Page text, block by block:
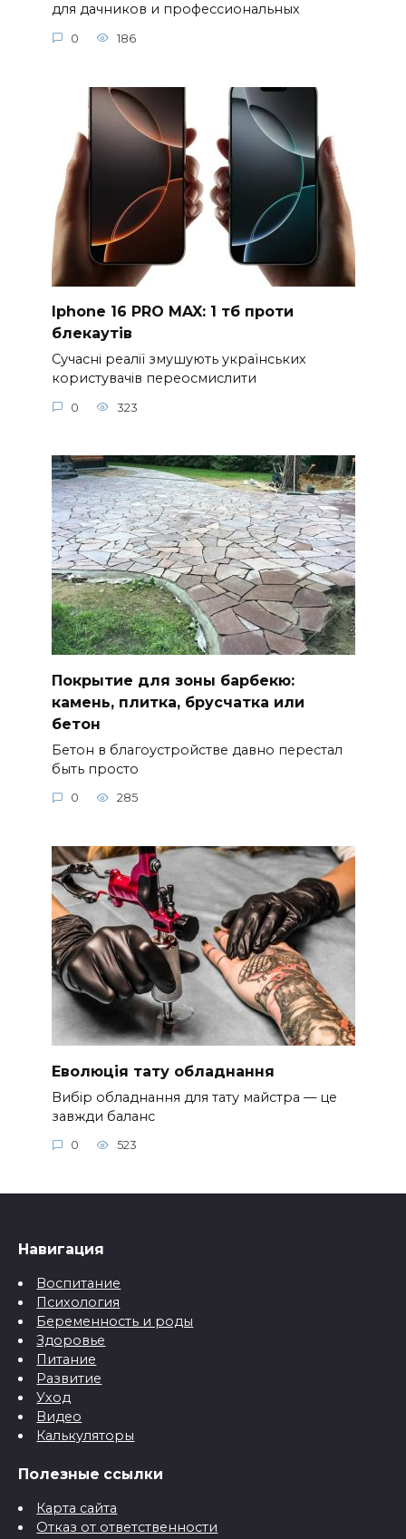
для дачников и профессиональных
0 186
Iphone 16 PRO MAX: 1 тб проти
блекаутів
Сучасні реалії змушують українських
користувачів переосмислити
0 323
Покрытие для зоны барбекю:
камень, плитка, брусчатка или
бетон
Бетон в благоустройстве давно перестал
быть просто
0 285
Еволюція тату обладнання
Вибір обладнання для тату майстра — це
завжди баланс
0 523
Навигация
Воспитание
Психология
Беременность и роды
Здоровье
Питание
Развитие
Уход
Видео
Калькуляторы
Полезные ссылки
Карта сайта
Отказ от ответственности